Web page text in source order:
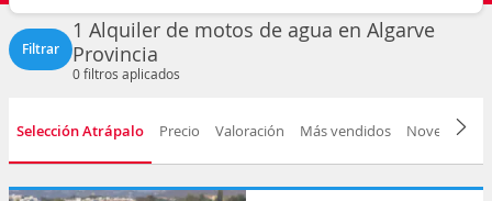
Filtrar
1 Alquiler de motos de agua en Algarve
Provincia
0filtros aplicados
Selección Atrápalo Precio Valoración Más vendidos Novedad